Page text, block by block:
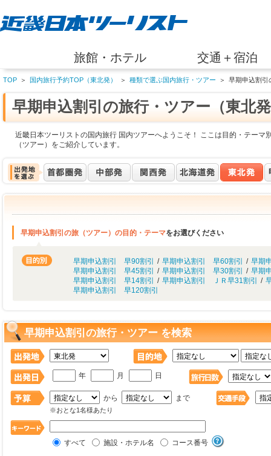
旅館・ホテル 交通＋宿泊
TOP ＞ 国内旅行予約TOP（東北発） ＞ 種類で選ぶ国内旅行・ツアー ＞ 早期申込割引
早期申込割引の旅行・ツアー（東北
近畿日本ツーリストの国内旅行 国内ツアーへようこそ！ ここは目的・テーマ
（ツアー）をご紹介しています。
早期申込割引の旅（ツアー）の目的・テーマをお選びください
早期申込割引 早90割引 / 早期申込割引 早60割引 / 早期
早期申込割引 早45割引
/ 早期申込割引 早30割引 / 早期
早期申込割引 早14割引
/ 早期申込割引 ＪＲ早31割引 /
早期申込割引 早120割引
早期申込割引の旅行・ツアー を検索
年 月 日
から まで
※おとな1名様あたり
すべて 施設・ホテル名 コース番号